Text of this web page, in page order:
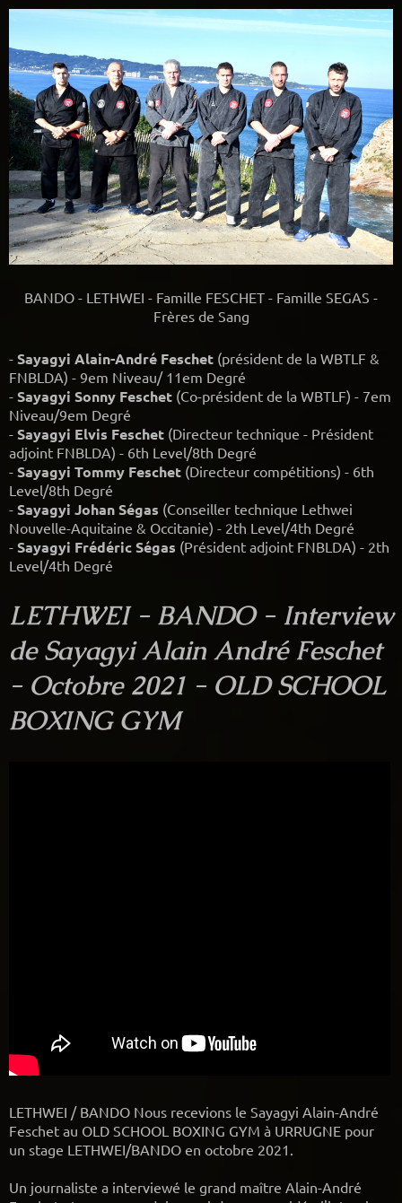
BANDO - LETHWEI - Famille FESCHET - Famille SEGAS -
Frères de Sang
- Sayagyi Alain-André Feschet (président de la WBTLF &
FNBLDA) - 9em Niveau/ 11em Degré
- Sayagyi Sonny Feschet (Co-président de la WBTLF) - 7em
Niveau/9em Degré
- Sayagyi Elvis Feschet (Directeur technique - Président
adjoint FNBLDA) - 6th Level/8th Degré
- Sayagyi Tommy Feschet (Directeur compétitions) - 6th
Level/8th Degré
- Sayagyi Johan Ségas (Conseiller technique Lethwei
Nouvelle-Aquitaine & Occitanie) - 2th Level/4th Degré
- Sayagyi Frédéric Ségas (Président adjoint FNBLDA) - 2th
Level/4th Degré
LETHWEI - BANDO - Interview
de Sayagyi Alain André Feschet
- Octobre 2021 - OLD SCHOOL
BOXING GYM
LETHWEI / BANDO Nous recevions le Sayagyi Alain-André
Feschet au OLD SCHOOL BOXING GYM à URRUGNE pour
un stage LETHWEI/BANDO en octobre 2021.
Un journaliste a interviewé le grand maître Alain-André